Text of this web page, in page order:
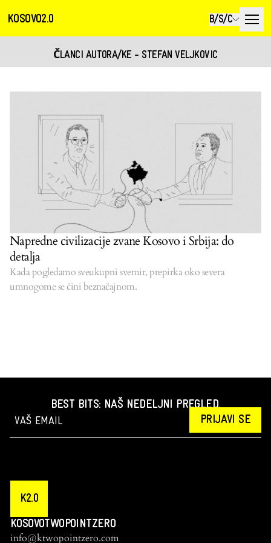
KOSOVO2.0 B/S/C
ČLANCI AUTORA/KE - STEFAN VELJKOVIC
Napredne civilizacije zvane Kosovo i Srbija: do
detalja
Kada pogledamo sveukupni svemir, prepirka oko severa
umnogome se čini beznačajnom.
BEST BITS: NAŠ NEDELJNI PREGLED.
PRIJAVI SE
K2.0
KOSOVOTWOPOINTZERO
info@ktwopointzero.com